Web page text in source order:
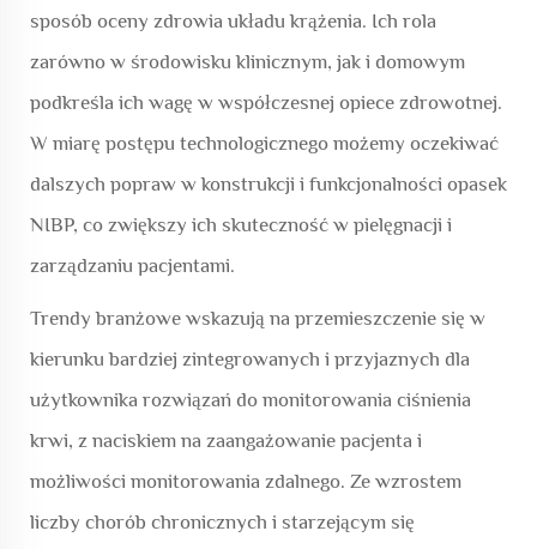
sposób oceny zdrowia układu krążenia. Ich rola
zarówno w środowisku klinicznym, jak i domowym
podkreśla ich wagę w współczesnej opiece zdrowotnej.
W miarę postępu technologicznego możemy oczekiwać
dalszych popraw w konstrukcji i funkcjonalności opasek
NIBP, co zwiększy ich skuteczność w pielęgnacji i
zarządzaniu pacjentami.
Trendy branżowe wskazują na przemieszczenie się w
kierunku bardziej zintegrowanych i przyjaznych dla
użytkownika rozwiązań do monitorowania ciśnienia
krwi, z naciskiem na zaangażowanie pacjenta i
możliwości monitorowania zdalnego. Ze wzrostem
liczby chorób chronicznych i starzejącym się